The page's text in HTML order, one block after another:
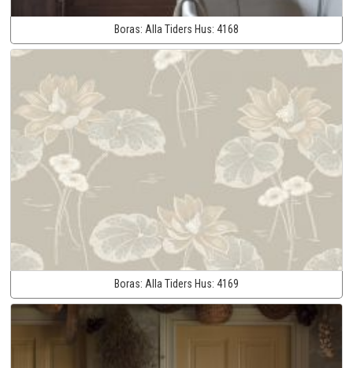
Boras: Alla Tiders Hus: 4168
Boras: Alla Tiders Hus: 4169